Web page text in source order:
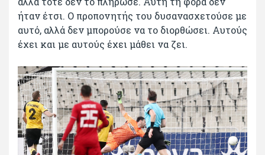
ήταν έτσι. Ο προπονητής του δυσανασχετούσε με
αυτό, αλλά δεν μπορούσε να το διορθώσει. Αυτούς
έχει και με αυτούς έχει μάθει να ζει.